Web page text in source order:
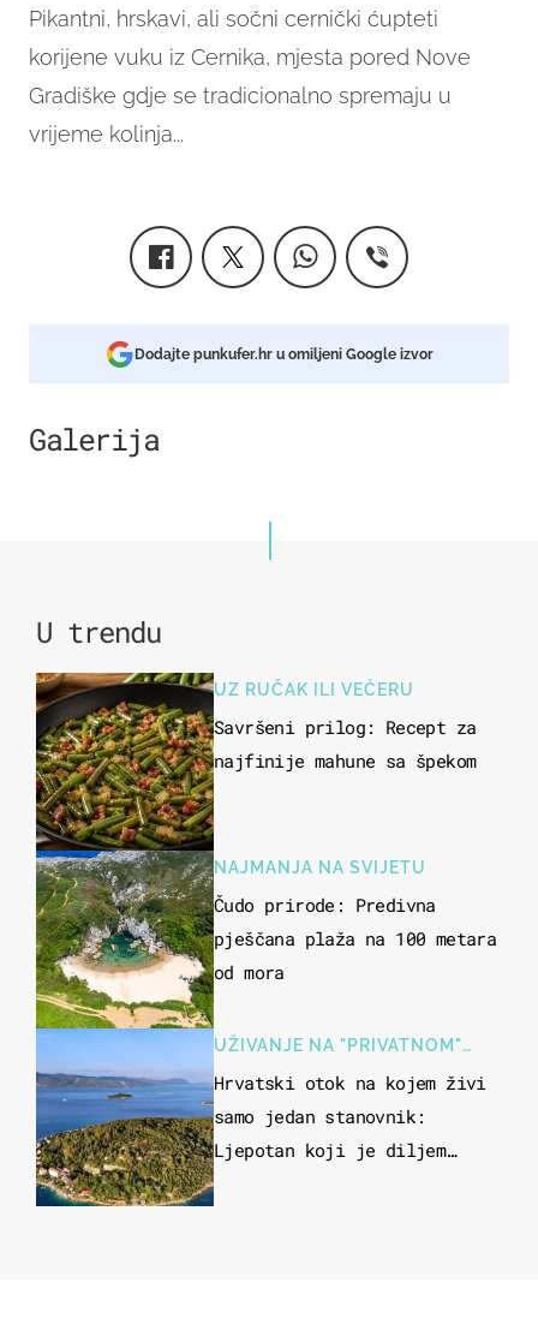
Pikantni, hrskavi, ali sočni cernički ćupteti
korijene vuku iz Cernika, mjesta pored Nove
Gradiške gdje se tradicionalno spremaju u
vrijeme kolinja...
Dodajte punkufer.hr u omiljeni Google izvor
Galerija
U trendu
UZ RUČAK ILI VEČERU
Savršeni prilog: Recept za
najfinije mahune sa špekom
NAJMANJA NA SVIJETU
Čudo prirode: Predivna
pješčana plaža na 100 metara
od mora
UŽIVANJE NA "PRIVATNOM"
OTOKU
Hrvatski otok na kojem živi
samo jedan stanovnik:
Ljepotan koji je diljem